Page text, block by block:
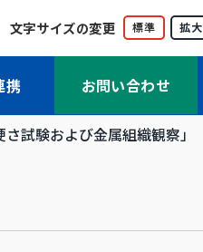
文字サイズの変更 標準 拡大
携 お問い合わせ
試験および金属組織観察」